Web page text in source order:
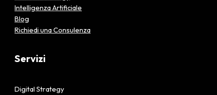
Intelligenza Artificiale
Blog
Richiedi una Consulenza
Servizi
Digital Strategy